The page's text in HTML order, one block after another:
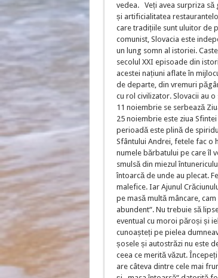
vedea. Veți avea surpriza să
și artificialitatea
care tradițiile sunt uluitor de
comunist, Slovacia este
un lung somn al istoriei.
secolul XXI episoade din
acestei națiuni aflate în
de departe, din vremuri
cu rol civilizator. Slovacii au
11 noiembrie se serbează
25 noiembrie este ziua
perioadă este plină de
Sfântului Andrei, fetele fac o
numele bărbatului pe care îl
smulsă din miezul
întoarcă de unde au plecat.
malefice. Iar Ajunul
pe masă multă mâncare,
abundent“. Nu trebuie să
eventual cu moroi păroși și
cunoașteți pe pielea
șosele și autostrăzi nu este
ceea ce merită văzut.
are câteva dintre cele mai